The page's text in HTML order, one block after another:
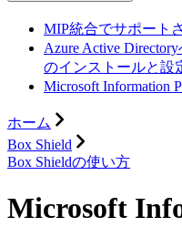
MIP統合でサポート
Azure Active
のインストールと設
Microsoft Information
ホーム
Box Shield
Box Shieldの使い方
Microsoft